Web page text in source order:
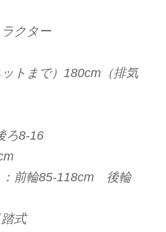
クター
トまで）180cm（排気
ろ8-16
：前輪85-118cm 後輪
式